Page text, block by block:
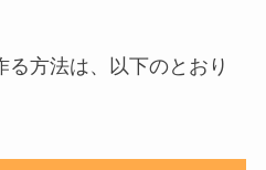
る方法は、以下のとおり